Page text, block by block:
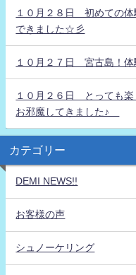
１０月２８日 初めての体
できました☆彡
１０月２７日 宮古島！
１０月２６日 とっても
お邪魔してきました♪
カテゴリー
DEMI NEWS!!
お客様の声
シュノーケリング